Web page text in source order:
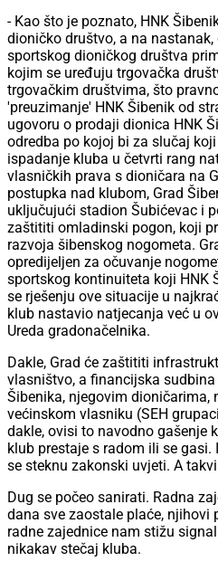
- Kao što je poznato, HNK
dioničko društvo, a na
sportskog dioničkog društva
kojim se uređuju trgovačka
trgovačkim društvima, što
'preuzimanje' HNK Šibenik od
ugovoru o prodaji dionica HNK
odredba po kojoj bi za slučaj
ispadanje kluba u četvrti rang
vlasničkih prava s dioničara na
postupka nad klubom, Grad
uključujući stadion Šubićevac i
zaštititi omladinski pogon, koji
razvoja šibenskog nogometa.
opredijeljen za očuvanje
sportskog kontinuiteta koji HNK
se rješenju ove situacije u
klub nastavio natjecanja već u
Ureda gradonačelnika.
Dakle, Grad će zaštititi
vlasništvo, a financijska
Šibenika, njegovim dioničarima,
većinskom vlasniku (SEH
dakle, ovisi to navodno gašenje
klub prestaje s radom ili se
se steknu zakonski uvjeti. A
Dug se počeo sanirati. Radna
dana sve zaostale plaće, njihovi
radne zajednice nam stižu
nikakav stečaj kluba.